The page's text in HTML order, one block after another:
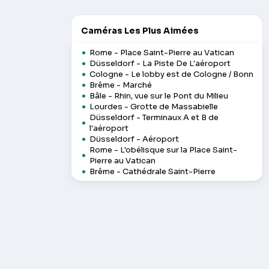
Caméras Les Plus Aimées
Rome - Place Saint-Pierre au Vatican
Düsseldorf - La Piste De L'aéroport
Cologne - Le lobby est de Cologne / Bonn
Brême - Marché
Bâle - Rhin, vue sur le Pont du Milieu
Lourdes - Grotte de Massabielle
Düsseldorf - Terminaux A et B de
l'aéroport
Düsseldorf - Aéroport
Rome - L'obélisque sur la Place Saint-
Pierre au Vatican
Brême - Cathédrale Saint-Pierre